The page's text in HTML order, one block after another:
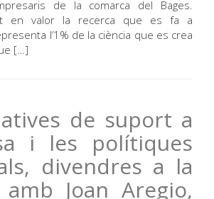
de la comarca del Bages.
en valor la recerca que es fa a
l’1% de la ciència que es crea
[…]
de suport a
i les polítiques
divendres a la
amb Joan Aregio,